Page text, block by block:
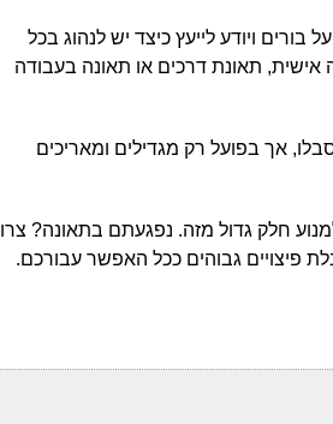
בורים ויודע לייעץ כיצד יש לנהוג בכל
אישית, תאונת דרכים או תאונה בעבודה
אך בפועל רק מגדילים ומאריכים
חלק גדול מזה. נפגעתם בתאונה? צרו
פיצויים גבוהים ככל האפשר עבורכם.